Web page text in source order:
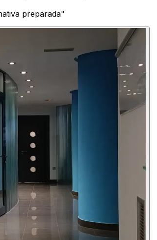
preparada"